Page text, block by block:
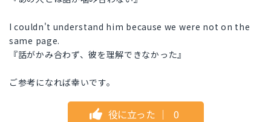
I couldn't understand him because we were not on the
same page.
『話がかみ合わず、彼を理解できなかった』
ご参考になれば幸いです。
役に立った ｜ 0